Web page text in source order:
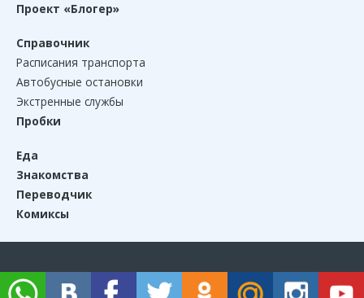
Проект «Блогер»
Справочник
Расписания транспорта
Автобусные остановки
Экстренные службы
Пробки
Еда
Знакомства
Переводчик
Комиксы